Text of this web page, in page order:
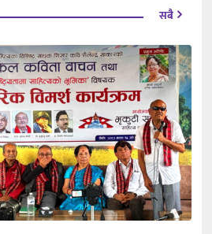
सबै